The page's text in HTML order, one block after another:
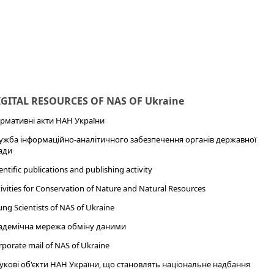
RESOURCES OF NAS OF Ukraine
акти НАН України
інформаційно-аналітичного забезпечення органів державної
publications and publishing activity
for Conservation of Nature and Natural Resources
Scientists of NAS of Ukraine
мережа обміну даними
mail of NAS of Ukraine
об'єкти НАН України, що становлять національне надбання